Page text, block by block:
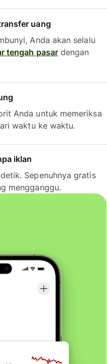
uang
Anda akan selalu
tengah pasardengan
Anda untuk memeriksa
waktu ke waktu.
iklan
Sepenuhnya gratis
mengganggu.